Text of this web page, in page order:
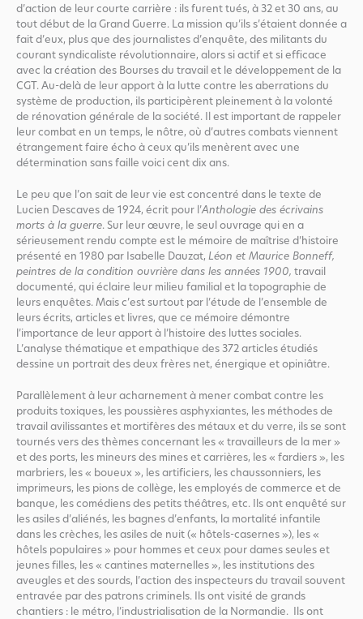
d’action de leur courte carrière : ils furent tués, à 32 et 30 ans, au
tout début de la Grand Guerre. La mission qu’ils s’étaient donnée a
fait d’eux, plus que des journalistes d’enquête, des militants du
courant syndicaliste révolutionnaire, alors si actif et si efficace
avec la création des Bourses du travail et le développement de la
CGT. Au-delà de leur apport à la lutte contre les aberrations du
système de production, ils participèrent pleinement à la volonté
de rénovation générale de la société. Il est important de rappeler
leur combat en un temps, le nôtre, où d’autres combats viennent
étrangement faire écho à ceux qu’ils menèrent avec une
détermination sans faille voici cent dix ans.
Le peu que l’on sait de leur vie est concentré dans le texte de
Lucien Descaves de 1924, écrit pour l’Anthologie des écrivains
morts à la guerre. Sur leur œuvre, le seul ouvrage qui en a
sérieusement rendu compte est le mémoire de maîtrise d’histoire
présenté en 1980 par Isabelle Dauzat, Léon et Maurice Bonneff,
peintres de la condition ouvrière dans les années 1900, travail
documenté, qui éclaire leur milieu familial et la topographie de
leurs enquêtes. Mais c’est surtout par l’étude de l’ensemble de
leurs écrits, articles et livres, que ce mémoire démontre
l’importance de leur apport à l’histoire des luttes sociales.
L’analyse thématique et empathique des 372 articles étudiés
dessine un portrait des deux frères net, énergique et opiniâtre.
Parallèlement à leur acharnement à mener combat contre les
produits toxiques, les poussières asphyxiantes, les méthodes de
travail avilissantes et mortifères des métaux et du verre, ils se sont
tournés vers des thèmes concernant les « travailleurs de la mer »
et des ports, les mineurs des mines et carrières, les « fardiers », les
marbriers, les « boueux », les artificiers, les chaussonniers, les
imprimeurs, les pions de collège, les employés de commerce et de
banque, les comédiens des petits théâtres, etc. Ils ont enquêté sur
les asiles d’aliénés, les bagnes d’enfants, la mortalité infantile
dans les crèches, les asiles de nuit (« hôtels-casernes »), les «
hôtels populaires » pour hommes et ceux pour dames seules et
jeunes filles, les « cantines maternelles », les institutions des
aveugles et des sourds, l’action des inspecteurs du travail souvent
entravée par des patrons criminels. Ils ont visité de grands
chantiers : le métro, l’industrialisation de la Normandie. Ils ont